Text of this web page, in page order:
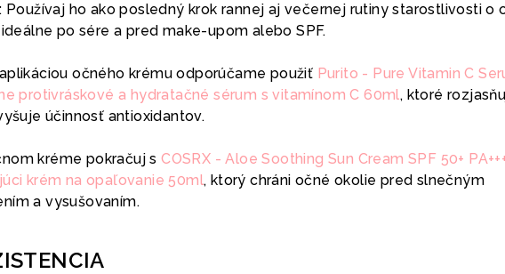
Používaj ho ako posledný krok rannej aj večernej rutiny starostlivosti o
po sére a pred make-upom alebo SPF.
očného krému odporúčame použiť Purito - Pure Vitamin C
protivráskové a hydratačné sérum s vitamínom C 60ml, ktoré
účinnosť antioxidantov.
kréme pokračuj sCOSRX - Aloe Soothing Sun Cream SPF 50+
krém na opaľovanie 50ml, ktorý chráni očné okolie pred slnečným
a vysušovaním.